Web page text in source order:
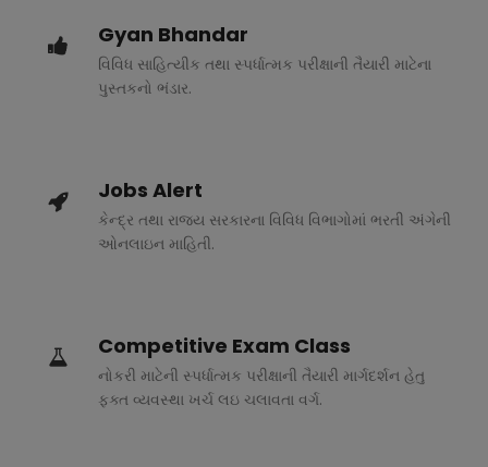
Gyan Bhandar
વિવિધ સાહિત્યીક તથા સ્પર્ધાત્મક પરીક્ષાની તૈયારી માટેના
પુસ્તકનો ભંડાર.
Jobs Alert
કેન્દ્ર તથા રાજ્ય સરકારના વિવિધ વિભાગોમાં ભરતી અંગેની
ઓનલાઇન માહિતી.
Competitive Exam Class
નોકરી માટેની સ્પર્ધાત્મક પરીક્ષાની તૈયારી માર્ગદર્શન હેતુ
ફક્ત વ્યવસ્થા ખર્ચ લઇ ચલાવતા વર્ગ.